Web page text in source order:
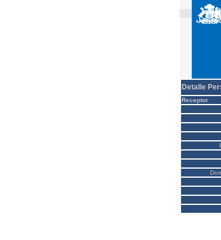
Detalle
Receptor